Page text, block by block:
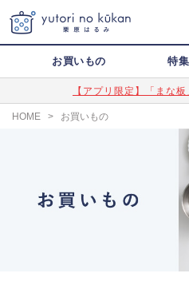
お買いもの 特集
【アプリ限定】「まな
HOME > お買いもの